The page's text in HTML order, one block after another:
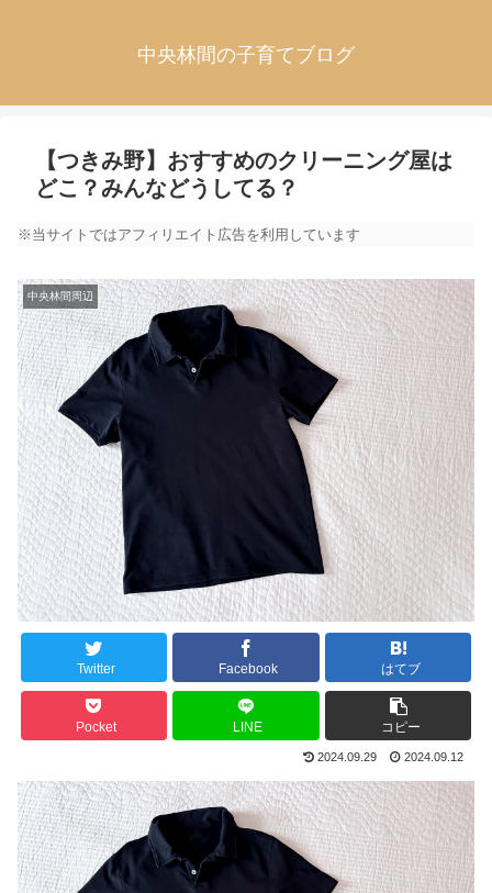
中央林間の子育てブログ
【つきみ野】おすすめのクリーニング屋は
どこ？みんなどうしてる？
※当サイトではアフィリエイト広告を利用しています
中央林間周辺
Twitter Facebook はてブ
Pocket LINE コピー
2024.09.29 2024.09.12